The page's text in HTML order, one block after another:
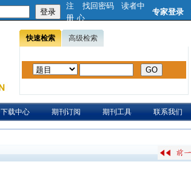
注
册
找回密码
读者中
心
专家登录
快速检索 高级检索
下载中心 期刊订阅 期刊工具 联系我们